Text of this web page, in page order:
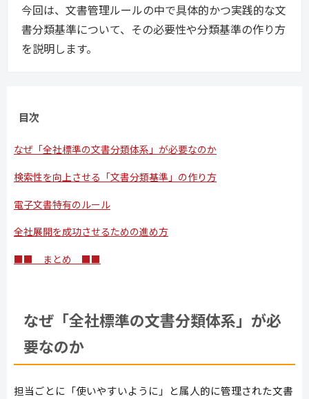
今回は、文書管理ルールの中で具体的かつ実践的な文
書分類基準について、その必要性や分類基準の作り方
を説明します。
目次
なぜ「全社標準の文書分類体系」が必要なのか
検索性を向上させる「文書分類基準」の作り方
電子文書特有のルール
全社展開を成功させるための進め方
■■ まとめ ■■
なぜ「全社標準の文書分類体系」が必
要なのか
担当ごとに「使いやすいように」と属人的に管理された文書